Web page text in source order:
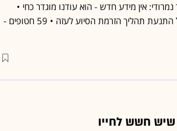
אין מידע חדש - הוא עודנו מוגדר כחי •
לבקשת טראמפ: שגריר ארה"ב בישראל הודיע על התנעת תהליך הזרמת הסיוע לעזה • 59 חטופים -
שיש חשש לחייו